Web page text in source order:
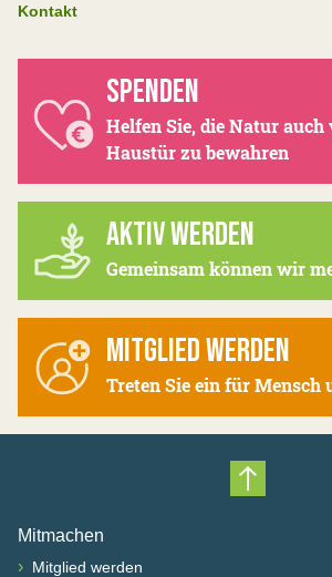
Kontakt
SPENDEN
Helfen Sie, die Natur
Haustür zu bewahren
AKTIV WERDEN
Gemeinsam können wir
MITGLIED WERDEN
Treten Sie ein für Mensch
Nach
Mitmachen
› Mitglied werden